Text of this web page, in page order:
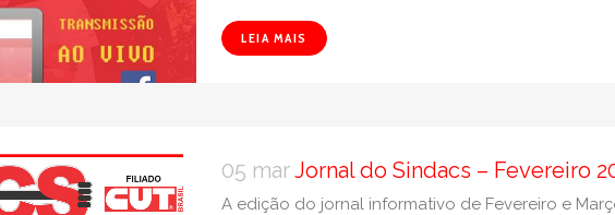
LEIA MAIS
05 marJornal do Sindacs – Fevereiro
A edição do jornal informativo de Fevereiro e